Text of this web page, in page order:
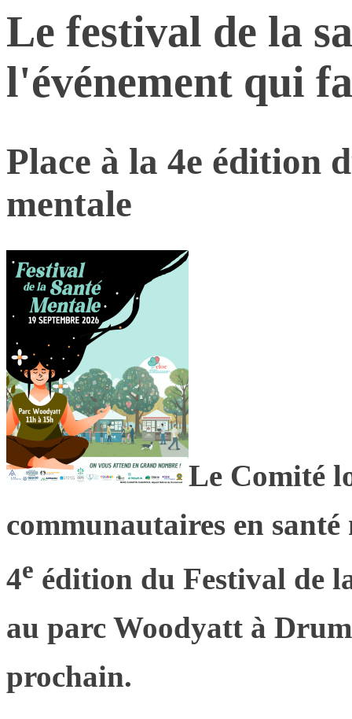
Le festival de la
l'événement qui
Place à la 4e édition
mentale
Le Comité
communautaires en
4e édition du Festival de
au parc Woodyatt à
prochain.